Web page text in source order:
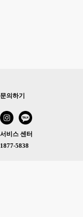
문의하기
서비스 센터
1877-5838